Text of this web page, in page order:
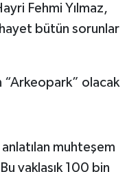
Fehmi Yılmaz,
bütün sorunlar
muhteşem
yaklaşık 100 bin